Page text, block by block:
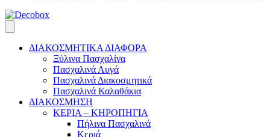
ΔΙΑΚΟΣΜΗΤΙΚΑ ΔΙΑΦΟΡΑ
Ξύλινα Πασχαλίνα
Πασχαλινά Αυγά
Πασχαλινά Διακοσμητικά
Πασχαλινά Καλαθάκια
ΔΙΑΚΟΣΜΗΣΗ
ΚΕΡΙΑ – ΚΗΡΟΠΗΓΙΑ
Πήλινα Πασχαλινά
Κεριά